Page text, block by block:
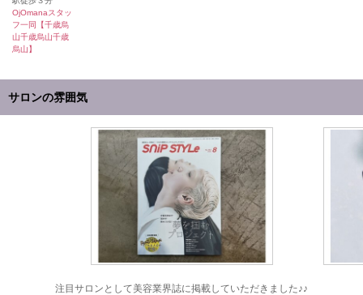
OjOmanaスタッ
フ一同【千歳烏
山千歳烏山千歳
烏山】
サロンの雰囲気
注目サロンとして美容業界誌に掲載していただきました♪♪